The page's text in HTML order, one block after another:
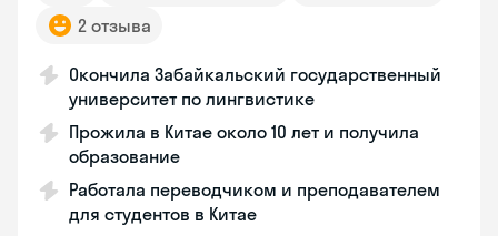
2 отзыва
Окончила Забайкальский государственный
университет по лингвистике
Прожила в Китае около 10 лет и получила
образование
Работала переводчиком и преподавателем
для студентов в Китае